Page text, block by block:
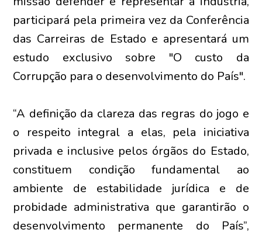
participará pela primeira vez da Conferência
das Carreiras de Estado e apresentará um
estudo exclusivo sobre "O custo da
Corrupção para o desenvolvimento do País".
“A definição da clareza das regras do jogo e
o respeito integral a elas, pela iniciativa
privada e inclusive pelos órgãos do Estado,
constituem condição fundamental ao
ambiente de estabilidade jurídica e de
probidade administrativa que garantirão o
desenvolvimento permanente do País”,